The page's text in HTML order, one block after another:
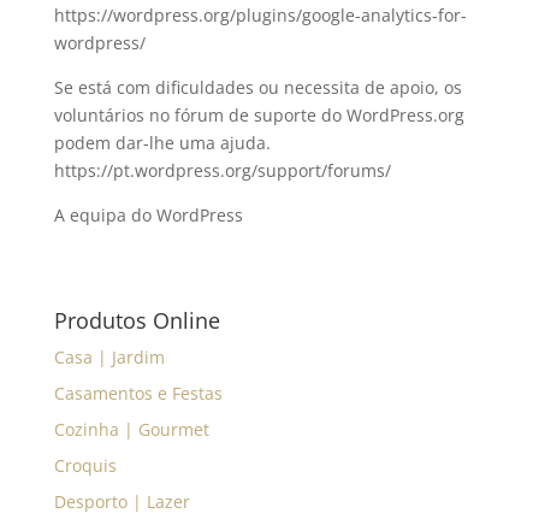
https://wordpress.org/plugins/google-analytics-for-
wordpress/
Se está com dificuldades ou necessita de apoio, os
voluntários no fórum de suporte do WordPress.org
podem dar-lhe uma ajuda.
https://pt.wordpress.org/support/forums/
A equipa do WordPress
Produtos Online
Casa | Jardim
Casamentos e Festas
Cozinha | Gourmet
Croquis
Desporto | Lazer